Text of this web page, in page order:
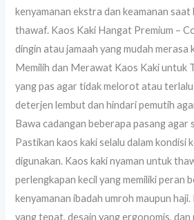
kenyamanan ekstra dan keamanan saat
thawaf. Kaos Kaki Hangat Premium –
dingin atau jamaah yang mudah merasa
Memilih dan Merawat Kaos Kaki untuk
yang pas agar tidak melorot atau
deterjen lembut dan hindari pemutih
Bawa cadangan beberapa pasang agar
Pastikan kaos kaki selalu dalam kondisi
digunakan. Kaos kaki nyaman untuk
perlengkapan kecil yang memiliki peran
kenyamanan ibadah umroh maupun
yang tepat, desain yang ergonomis,